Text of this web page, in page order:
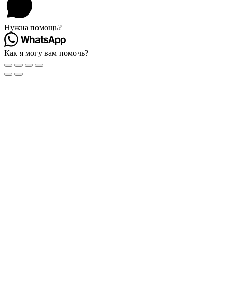
Нужна помощь?
Как я могу вам помочь?